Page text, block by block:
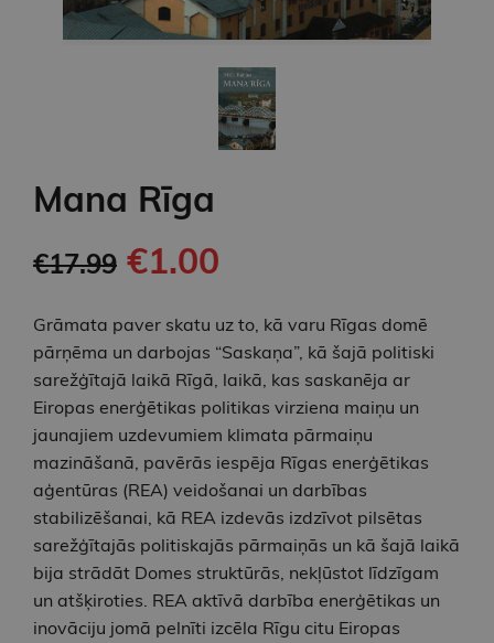
Mana Rīga
€17.99 €1.00
Grāmata paver skatu uz to, kā varu Rīgas domē
pārņēma un darbojas “Saskaņa”, kā šajā politiski
sarežģītajā laikā Rīgā, laikā, kas saskanēja ar
Eiropas enerģētikas politikas virziena maiņu un
jaunajiem uzdevumiem klimata pārmaiņu
mazināšanā, pavērās iespēja Rīgas enerģētikas
aģentūras (REA) veidošanai un darbības
stabilizēšanai, kā REA izdevās izdzīvot pilsētas
sarežģītajās politiskajās pārmaiņās un kā šajā laikā
bija strādāt Domes struktūrās, nekļūstot līdzīgam
un atšķiroties. REA aktīvā darbība enerģētikas un
inovāciju jomā pelnīti izcēla Rīgu citu Eiropas